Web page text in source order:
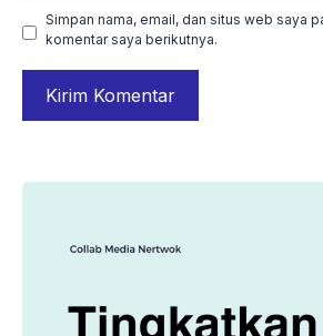
Simpan nama, email, dan situs web saya
komentar saya berikutnya.